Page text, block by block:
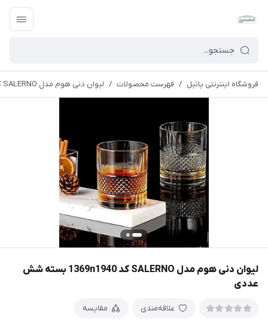
فروشگاه اینترنتی پاتیل / فهرست محصولات / لیوان دنی هوم مدل SALERNO کد 1369n1940 بسته شش عددی
لیوان دنی هوم مدل SALERNO کد 1369n1940 بسته شش
عددی
علاقه‌مندی مقایسه